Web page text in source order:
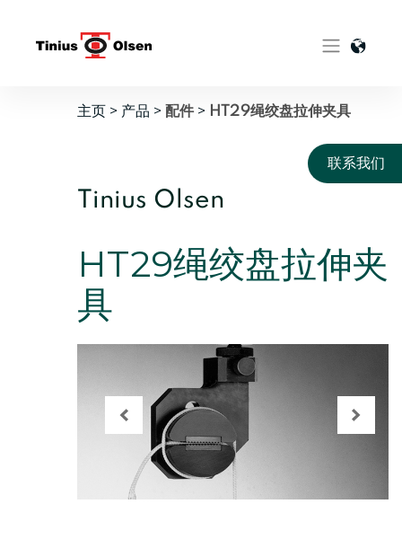
主页 > 产品 > 配件 > HT29绳绞盘拉伸夹具
Tinius Olsen
HT29绳绞盘拉伸夹
具
联系我们